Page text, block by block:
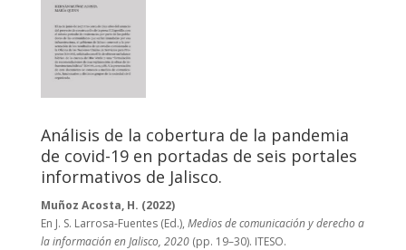
Análisis de la cobertura de la pandemia
de covid-19 en portadas de seis portales
informativos de Jalisco.
Muñoz Acosta, H. (2022)
En J. S. Larrosa-Fuentes (Ed.), Medios de comunicación y derecho a
la información en Jalisco, 2020(pp. 19–30). ITESO.